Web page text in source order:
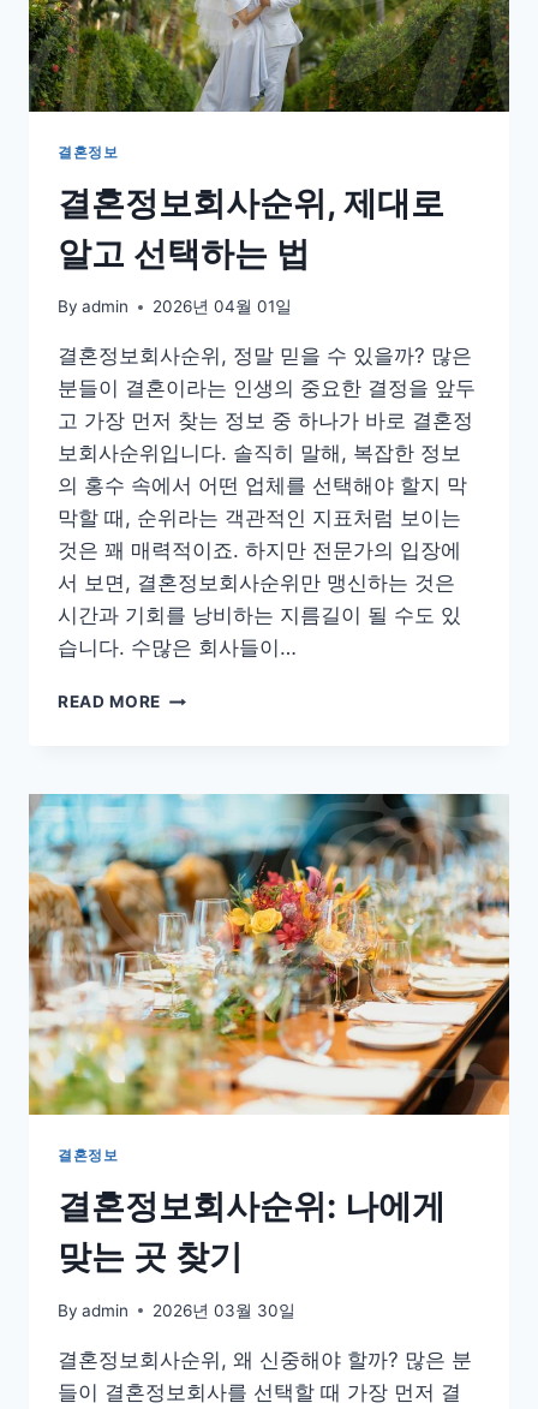
에
반
드
시
야
할
컨
설
턴
의
부
조
언
결혼정보
결혼정보회사순위, 제대로
알고 선택하는 법
By admin 2026년 04월 01일
결혼정보회사순위, 정말 믿을 수 있을까? 많은
분들이 결혼이라는 인생의 중요한 결정을 앞두
고 가장 먼저 찾는 정보 중 하나가 바로 결혼정
보회사순위입니다. 솔직히 말해, 복잡한 정보
의 홍수 속에서 어떤 업체를 선택해야 할지 막
막할 때, 순위라는 객관적인 지표처럼 보이는
것은 꽤 매력적이죠. 하지만 전문가의 입장에
서 보면, 결혼정보회사순위만 맹신하는 것은
시간과 기회를 낭비하는 지름길이 될 수도 있
습니다. 수많은 회사들이…
READ MORE 결
회
사
순
위,
제
대
로
알
고
선
하
는
결혼정보
결혼정보회사순위: 나에게
맞는 곳 찾기
By admin 2026년 03월 30일
결혼정보회사순위, 왜 신중해야 할까? 많은 분
들이 결혼정보회사를 선택할 때 가장 먼저 결